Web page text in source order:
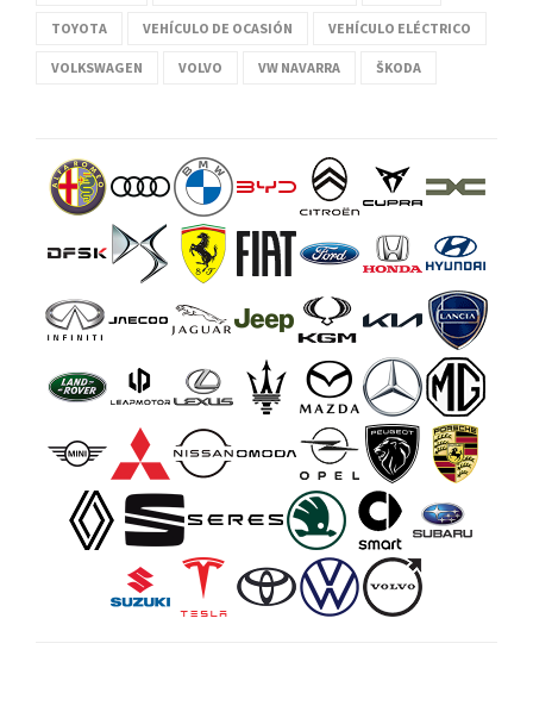
TOYOTA VEHÍCULO DE OCASIÓN VEHÍCULO ELÉCTRICO
VOLKSWAGEN VOLVO VW NAVARRA ŠKODA